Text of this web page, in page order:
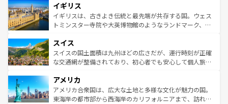
いる。シャンパンの発祥地であるランス、プロヴァンスの
香り高いラベンダー畑など、多彩な楽しみ方が可能だ。さ
らに、パリ以外の地域にも魅力が溢れており、どの街角に
れる地方に足を運ぶとそれぞれで全く異なる文化を体験で
きるだろう。 なお、新着のフランス情報はコンテンツ一覧
を参照してほしい。
顔を持つこの国は、どこを歩いても飽きることがない。ベ
ルリンの文化的活気、バイエルン州のアルプスの絶景、そ
してライン川沿いのワイン畑といった風景は必見。ビール
は、お酒好きな人にはぜひ体験してほしい。 なお、新着の
ドイツ情報はコンテンツ一覧を参照してほしい。
イギリス
イギリスは、古きよき伝統と最先端が共存する国。ウェス
トミンスター寺院や大英博物館のようなランドマーク、歴
リアごとに異なる魅力がある。また、優雅なアフタヌーン
ティー、ビール好きにはたまらない英国パブ、サッカー観
戦など、本場だからこそできる体験も豊富。イギリスを旅
ンツ一覧を参照してほしい。
スイス
スイスの国土面積は九州ほどの広さだが、運行時刻が正確
な交通網が整備されており、初心者でも安心して個人旅行
の建物がそのまま残る町や、スイスならではのユニークな
博物館もあり、アルプス観光だけでなく町歩きも満喫する
ことができる。国民の所得が高いため物価も高いが、旅行
アメリカ
アメリカ合衆国は、広大な土地と多様な文化が魅力の国。
東海岸の都市部から西海岸のカリフォルニアまで、訪れる